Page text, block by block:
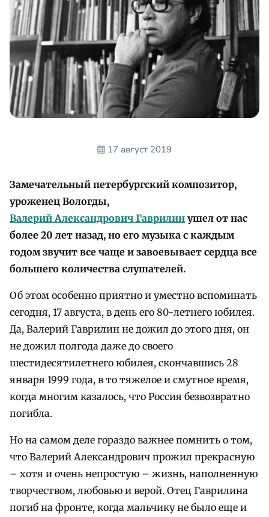
17 август 2019
Замечательный петербургский композитор,
уроженец Вологды,
Валерий Александрович Гаврилин ушел от нас
более 20 лет назад, но его музыка с каждым
годом звучит все чаще и завоевывает сердца все
большего количества слушателей.
Об этом особенно приятно и уместно вспоминать
сегодня, 17 августа, в день его 80-летнего юбилея.
Да, Валерий Гаврилин не дожил до этого дня, он
не дожил полгода даже до своего
шестидесятилетнего юбилея, скончавшись 28
января 1999 года, в то тяжелое и смутное время,
когда многим казалось, что Россия безвозвратно
погибла.
Но на самом деле гораздо важнее помнить о том,
что Валерий Александрович прожил прекрасную
– хотя и очень непростую – жизнь, наполненную
творчеством, любовью и верой. Отец Гаврилина
погиб на фронте, когда мальчику не было еще и